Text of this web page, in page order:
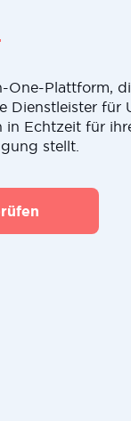
One-Plattform,
Dienstleister für
in Echtzeit für
stellt.